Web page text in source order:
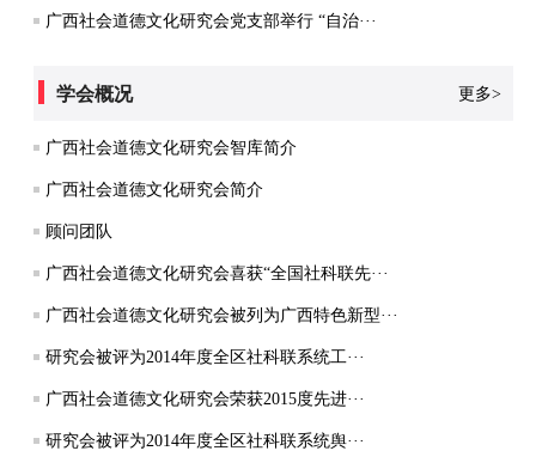
广西社会道德文化研究会党支部举行 “自治···
学会概况 更多>
广西社会道德文化研究会智库简介
广西社会道德文化研究会简介
顾问团队
广西社会道德文化研究会喜获“全国社科联先···
广西社会道德文化研究会被列为广西特色新型···
研究会被评为2014年度全区社科联系统工···
广西社会道德文化研究会荣获2015度先进···
研究会被评为2014年度全区社科联系统舆···